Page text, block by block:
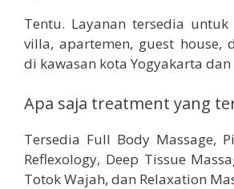
Tentu. Layanan tersedia
villa, apartemen, guest house,
di kawasan kota Yogyakarta dan
Apa saja treatment yang
Tersedia Full Body Massage,
Reflexology, Deep Tissue
Totok Wajah, dan Relaxation